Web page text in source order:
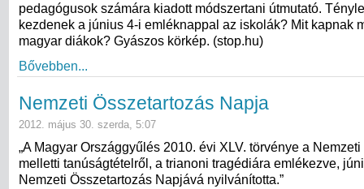
pedagógusok számára kiadott módszertani útmutató.
kezdenek a június 4-i emléknappal az iskolák? Mit kapnak
magyar diákok? Gyászos körkép. (stop.hu)
Bővebben...
Nemzeti Összetartozás Napja
2012. május 30. szerda, 5:07
„A Magyar Országgyűlés 2010. évi XLV. törvénye a
melletti tanúságtételről, a trianoni tragédiára emlékezve,
Nemzeti Összetartozás Napjává nyilvánította.”